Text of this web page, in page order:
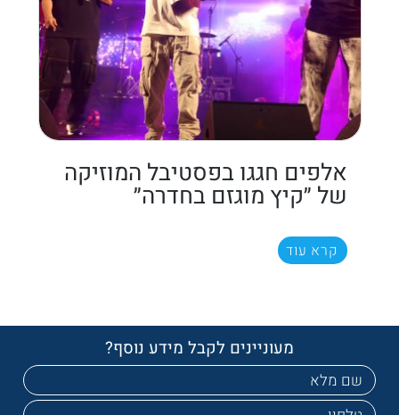
אלפים חגגו בפסטיבל המוזיקה
של ״קיץ מוגזם בחדרה״
קרא עוד
מעוניינים לקבל מידע נוסף?